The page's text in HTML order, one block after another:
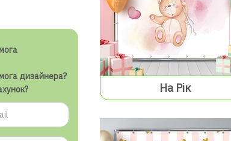
дизайнера?
На Рік